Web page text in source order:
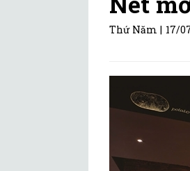
Thứ Năm | 17/